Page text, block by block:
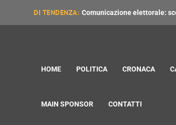
DI TENDENZA: Comunicazione elettorale:
HOME POLITICA CRONACA
MAIN SPONSOR CONTATTI